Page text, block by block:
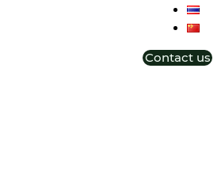
Contact us